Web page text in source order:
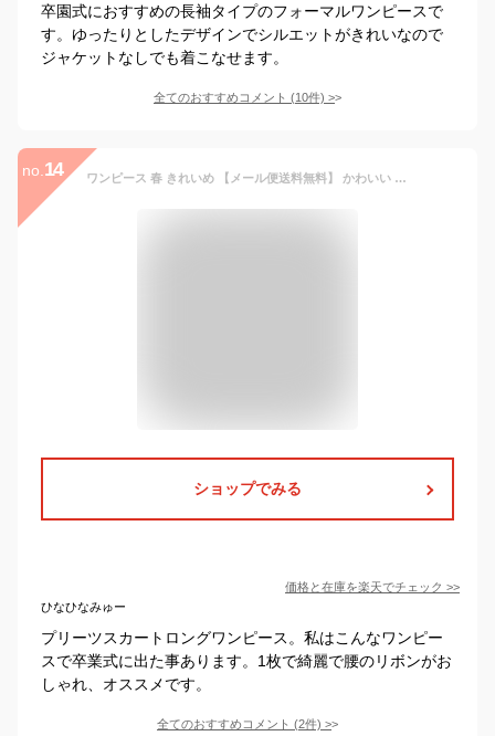
卒園式におすすめの長袖タイプのフォーマルワンピースで
す。ゆったりとしたデザインでシルエットがきれいなので
ジャケットなしでも着こなせます。
全てのおすすめコメント (10件) >
no. 14 ワンピース 春 きれいめ 【メール便送料無料】 かわいい 大きいサイズ 秋 長袖 フォーマル ロング ロングワンピース プリーツ シフォン リボン ウエストリボン 薄手 フレア ギャザー 30代 40代 50代 テラコッタ 韓国 おしゃれ
ショップでみる
価格と在庫を楽天でチェック >>
ひなひなみゅー
プリーツスカートロングワンピース。私はこんなワンピー
スで卒業式に出た事あります。1枚で綺麗で腰のリボンがお
しゃれ、オススメです。
全てのおすすめコメント (2件) >